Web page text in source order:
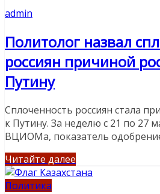
admin
Политолог назвал
россиян причиной
Путину
Сплоченность россиян стала
к Путину. За неделю с 21 по 27
ВЦИОМа, показатель
Читайте далее
Политика